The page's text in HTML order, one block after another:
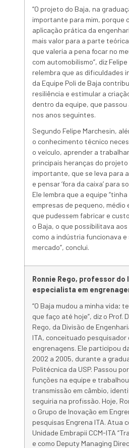
“O projeto do Baja, na
importante para mim, porque
aplicação prática da
mais valor para a parte
que valeria a pena focar no
com automobilismo”, diz
relembra que as dificuldades
da Equipe Poli de Baja
resiliência e estimular a
dentro da equipe, que
nos anos seguintes.
Segundo Felipe Marchesin,
o conhecimento técnico
oveículo, aprender a
principais heranças do projeto
importante, que se leva para
e pensar ‘fora da caixa’ para
Ele lembra que a equipe
empresas de pequeno, médio
que pudessem fabricar e
o Baja, o que possibilitava
como a indústria funcionava
mercado”, conclui.
Ronnie Rego, professor do
especialista em
“O Baja mudou a minha vida;
que faço até hoje”, diz o Prof.
Rego, da Divisão de
ITA, conceituado pesquisador
engrenagens. Ele participou
2002 a 2005, durante a
Politécnica da USP. Passou
funções na equipe e
transmissão em câmbio,
seguiria na profissão. Hoje,
o Grupo de Inovação em
pesquisas Engrena ITA. Atua
Unidade Embrapii CCM-ITA
e como Deputy Managing